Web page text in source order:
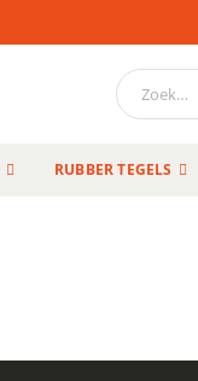
RUBBER TEGELS